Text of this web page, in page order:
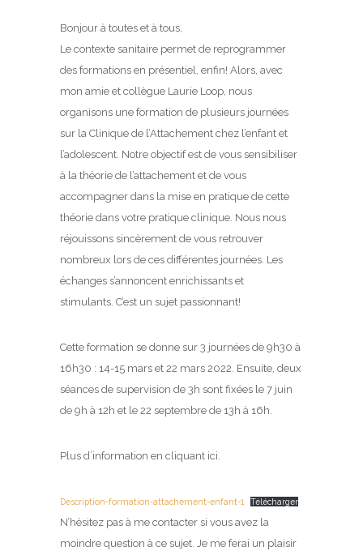
Bonjour à toutes et à tous,
Le contexte sanitaire permet de reprogrammer
des formations en présentiel, enfin! Alors, avec
mon amie et collègue Laurie Loop, nous
organisons une formation de plusieurs journées
sur la Clinique de l’Attachement chez l’enfant et
l’adolescent. Notre objectif est de vous sensibiliser
à la théorie de l’attachement et de vous
accompagner dans la mise en pratique de cette
théorie dans votre pratique clinique. Nous nous
réjouissons sincèrement de vous retrouver
nombreux lors de ces différentes journées. Les
échanges s’annoncent enrichissants et
stimulants. C’est un sujet passionnant!
Cette formation se donne sur 3 journées de 9h30 à
16h30 : 14-15 mars et 22 mars 2022. Ensuite, deux
séances de supervision de 3h sont fixées le 7 juin
de 9h à 12h et le 22 septembre de 13h à 16h.
Plus d’information en cliquant ici.
Description-formation-attachement-enfant-1 Télécharger
N’hésitez pas à me contacter si vous avez la
moindre question à ce sujet. Je me ferai un plaisir